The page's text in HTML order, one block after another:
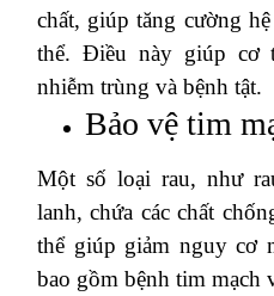
chất, giúp tăng cường
thể. Điều này giúp cơ
nhiễm trùng và bệnh tật.
Bảo vệ tim
Một số loại rau, như
lanh, chứa các chất
thể giúp giảm nguy cơ
bao gồm bệnh tim mạch